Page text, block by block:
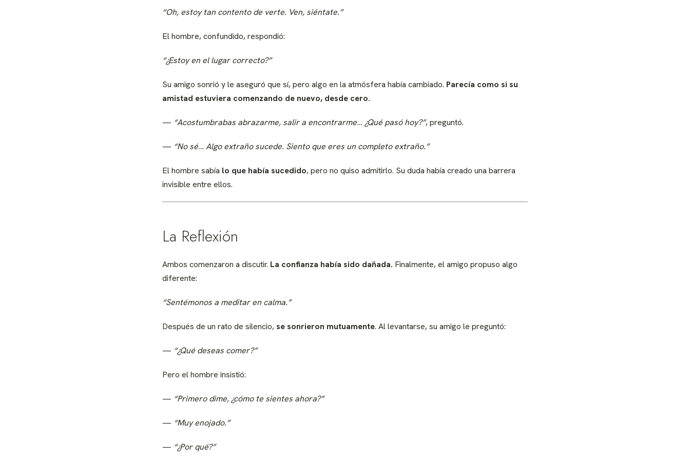
“Oh, estoy tan contento de verte. Ven, siéntate.”
El hombre, confundido, respondió:
“¿Estoy en el lugar correcto?”
Su amigo sonrió y le aseguró que sí, pero algo en la atmósfera había cambiado. Parecía como si su
amistad estuviera comenzando de nuevo, desde cero.
— “Acostumbrabas abrazarme, salir a encontrarme… ¿Qué pasó hoy?”, preguntó.
— “No sé… Algo extraño sucede. Siento que eres un completo extraño.”
El hombre sabía lo que había sucedido, pero no quiso admitirlo. Su duda había creado una barrera
invisible entre ellos.
La Reflexión
Ambos comenzaron a discutir. La confianza había sido dañada. Finalmente, el amigo propuso algo
diferente:
“Sentémonos a meditar en calma.”
Después de un rato de silencio,se sonrieron mutuamente. Al levantarse, su amigo le preguntó:
— “¿Qué deseas comer?”
Pero el hombre insistió:
— “Primero dime, ¿cómo te sientes ahora?”
— “Muy enojado.”
— “¿Por qué?”